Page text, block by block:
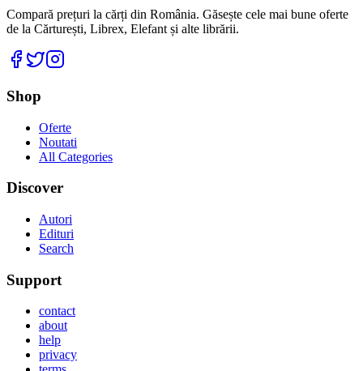
Compară prețuri la cărți din România. Găsește cele mai bune oferte
de la Cărturești, Librex, Elefant și alte librării.
Facebook
Twitter
Shop
Oferte
Noutati
All Categories
Discover
Autori
Edituri
Search
Support
contact
about
help
privacy